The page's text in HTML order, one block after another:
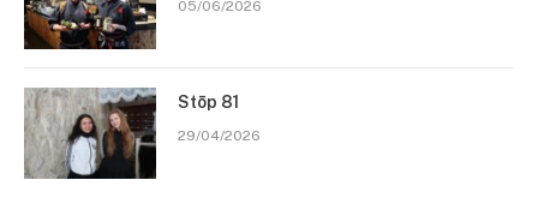
05/06/2026
Stōp 81
29/04/2026